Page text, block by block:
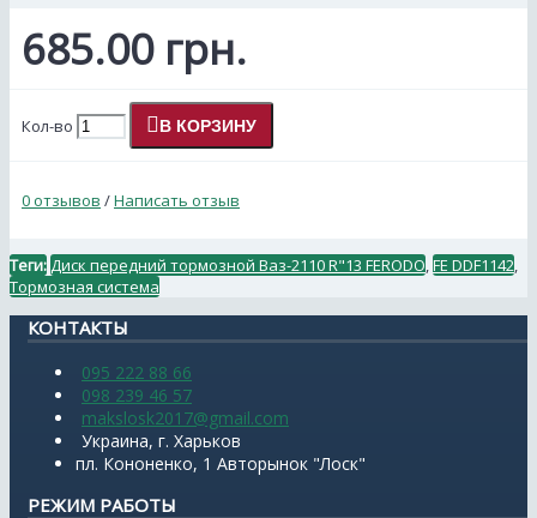
685.00 грн.
Кол-во В КОРЗИНУ
0 отзывов /Написать отзыв
Теги: Диск передний тормозной Ваз-2110 R"13 FERODO FE DDF1142
Тормозная система
КОНТАКТЫ
095 222 88 66
098 239 46 57
makslosk2017@gmail.com
Украина, г. Харьков
пл. Кононенко, 1 Авторынок "Лоск"
РЕЖИМ РАБОТЫ